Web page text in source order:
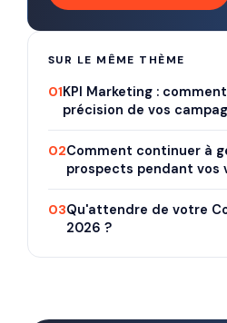
SUR LE MÊME THÈME
01KPI Marketing :
précision de vos
02Comment continuer à
prospects pendant vos
03Qu'attendre de votre
2026 ?